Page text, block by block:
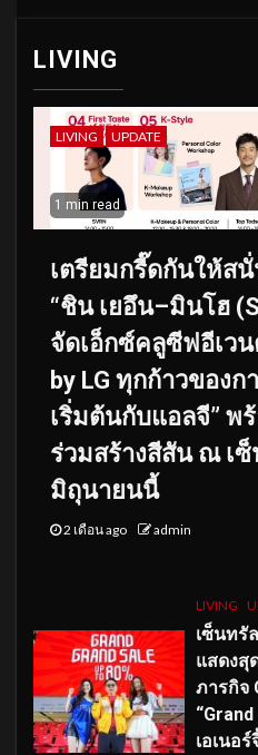
LIVING
LIVING UPDATE
1 min read
เตรียมกรี๊ดกันให้ส
“ชิน เยอึน–มินโฮ
จัดเอ็กซ์คลูซีฟอีเวน
by LG ทุกก้าวของ
เริ่มต้นกับแอลจี” พ
ร่วมสร้างสีสัน ณ เ
มิถุนายนนี้
2 เดือน ago admin
LIVING
เซ็นทรั
แสดงสุ
ภารกิจ
เอเนอ